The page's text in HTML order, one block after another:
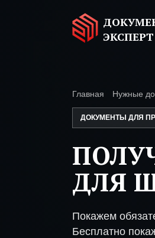
ЭКСПЕРТ
Главная Нужные
ДОКУМЕНТЫ ДЛЯ
ДЛЯ
Покажем
Бесплатно